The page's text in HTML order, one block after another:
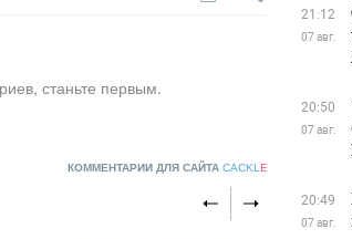
станьте первым.
КОММЕНТАРИИ ДЛЯ САЙТА CACKL E
21:12
07 авг.
20:50
07 авг.
20:49
07 авг.